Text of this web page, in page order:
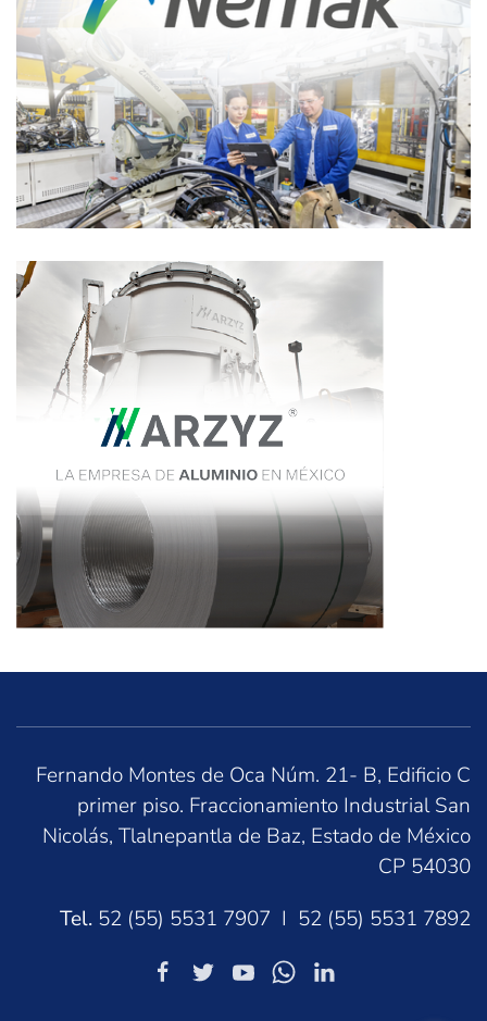
Fernando Montes de Oca Núm. 21- B, Edificio C
primer piso. Fraccionamiento Industrial San
Nicolás, Tlalnepantla de Baz, Estado de México
CP 54030
Tel. 52 (55) 5531 7907 I 52 (55) 5531 7892